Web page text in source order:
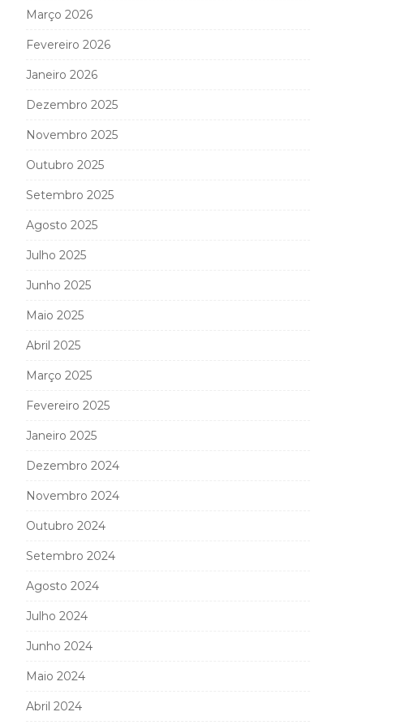
Março 2026
Fevereiro 2026
Janeiro 2026
Dezembro 2025
Novembro 2025
Outubro 2025
Setembro 2025
Agosto 2025
Julho 2025
Junho 2025
Maio 2025
Abril 2025
Março 2025
Fevereiro 2025
Janeiro 2025
Dezembro 2024
Novembro 2024
Outubro 2024
Setembro 2024
Agosto 2024
Julho 2024
Junho 2024
Maio 2024
Abril 2024